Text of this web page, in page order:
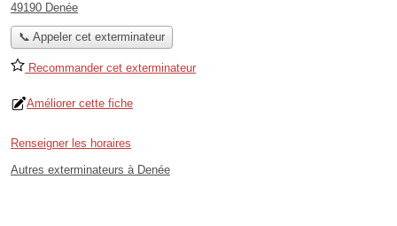
49190 Denée
📞 Appeler cet exterminateur
Recommander cet exterminateur
Améliorer cette fiche
Renseigner les horaires
Autres exterminateurs à Denée